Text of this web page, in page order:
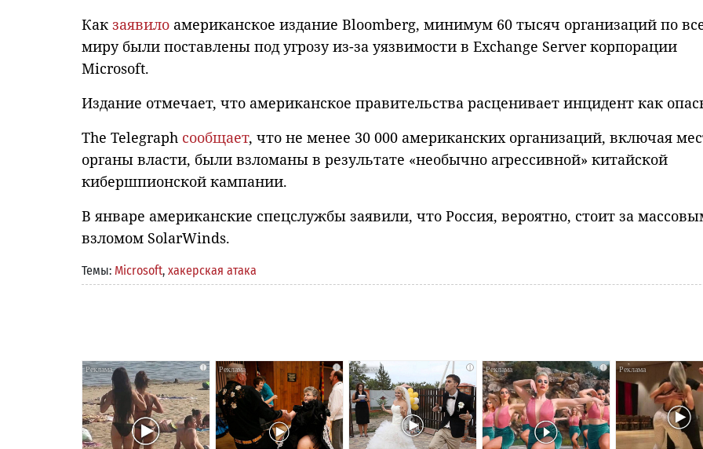
Как заявило американское издание Bloomberg, минимум 60 тысяч организаций по
миру были поставлены под угрозу из-за уязвимости в Exchange Server корпорации
Microsoft.
Издание отмечает, что американское правительства расценивает инцидент как
The Telegraph сообщает, что не менее 30 000 американских организаций, включая
органы власти, были взломаны в результате «необычно агрессивной» китайской
кибершпионской кампании.
В январе американские спецслужбы заявили, что Россия, вероятно, стоит за
взломом SolarWinds.
Темы: Microsoft, хакерская атака
i i i i